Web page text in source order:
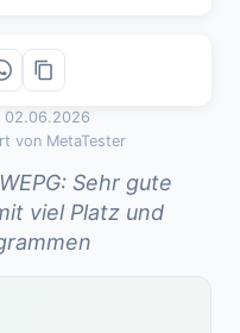
02.06.2026
von MetaTester
Sehr gute
viel Platz und